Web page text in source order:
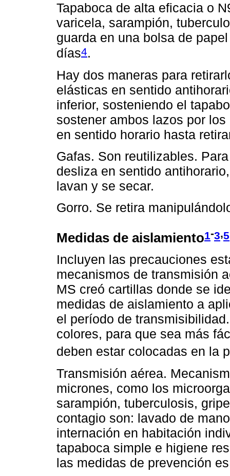
Tapaboca de alta eficacia o
varicela, sarampión,
guarda en una bolsa de
días4.
Hay dos maneras para
elásticas en sentido
inferior, sosteniendo el
sostener ambos lazos por
en sentido horario hasta
Gafas. Son reutilizables.
desliza en sentido
lavan y se secar.
Gorro. Se retira
Medidas de aislamiento1-3,5
Incluyen las precauciones
mecanismos de transmisión
MS creó cartillas donde se
medidas de aislamiento a
el período de
colores, para que sea más
deben estar colocadas en la
Transmisión aérea.
micrones, como los
sarampión, tuberculosis,
contagio son: lavado de
internación en habitación
tapaboca simple e higiene
las medidas de prevención